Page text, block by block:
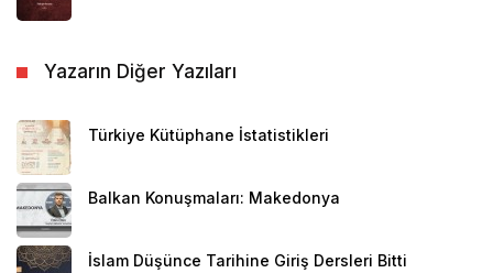
Yazarın Diğer Yazıları
Türkiye Kütüphane İstatistikleri
Balkan Konuşmaları: Makedonya
İslam Düşünce Tarihine Giriş Dersleri Bitti